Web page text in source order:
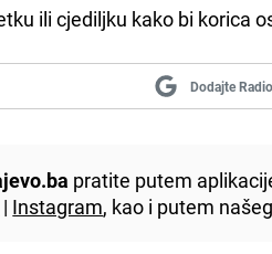
ili cjediljku kako bi korica
Dodajte
pratite putem
| Instagram, kao i putem